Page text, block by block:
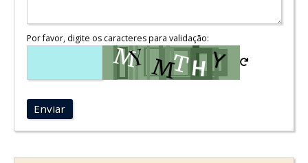
Por favor, digite os caracteres para validação:
Enviar